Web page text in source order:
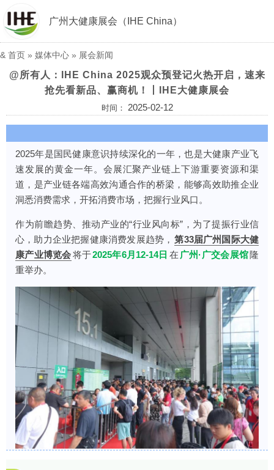
广州大健康展会（IHE China）
& 首页 » 媒体中心 » 展会新闻
@所有人：IHE China 2025观众预登记火热开启，速来
抢先看新品、赢商机！丨IHE大健康展会
时间： 2025-02-12
2025年是国民健康意识持续深化的一年，也是大健康产业飞
速发展的黄金一年。会展汇聚产业链上下游重要资源和渠
道，是产业链各端高效沟通合作的桥梁，能够高效助推企业
洞悉消费需求，开拓消费市场，把握行业风口。
作为前瞻趋势、推动产业的“行业风向标”，为了提振行业信
心，助力企业把握健康消费发展趋势， 第33届广州国际大健
康产业博览会将于2025年6月12-14日 在 广州·广交会展馆 隆
重举办。